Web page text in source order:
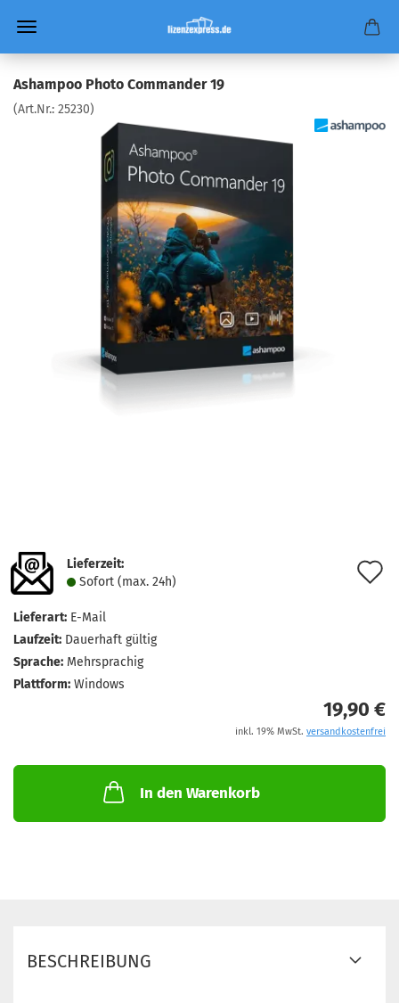
Ashampoo Photo Commander 19
(Art.Nr.: 25230)
Lieferzeit:
Sofort (max. 24h)
Lieferart: E-Mail
Laufzeit: Dauerhaft gültig
Sprache: Mehrsprachig
Plattform: Windows
19,90 €
inkl. 19% MwSt. versandkostenfrei
In den Warenkorb
BESCHREIBUNG